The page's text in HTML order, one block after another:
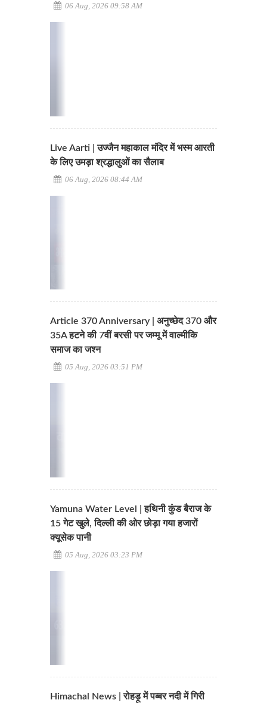
06 Aug, 2026 09:58 AM
Live Aarti | उज्जैन महाकाल मंदिर में भस्म आरती
के लिए उमड़ा श्रद्धालुओं का सैलाब
06 Aug, 2026 08:44 AM
Article 370 Anniversary | अनुच्छेद 370 और
35A हटने की 7वीं बरसी पर जम्मू में वाल्मीकि
समाज का जश्न
05 Aug, 2026 03:51 PM
Yamuna Water Level | हथिनी कुंड बैराज के
15 गेट खुले, दिल्ली की ओर छोड़ा गया हजारों
क्यूसेक पानी
05 Aug, 2026 03:23 PM
Himachal News | रोहड़ू में पब्बर नदी में गिरी